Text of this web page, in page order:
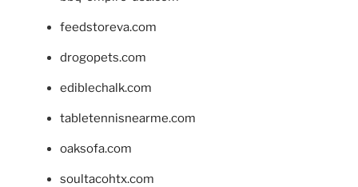
feedstoreva.com
drogopets.com
ediblechalk.com
tabletennisnearme.com
oaksofa.com
soultacohtx.com